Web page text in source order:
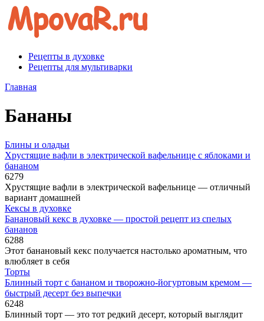
Перейти
контенту
Рецепты в духовке
Рецепты для мультиварки
Главная
Бананы
Блины и оладьи
Хрустящие вафли в электрической вафельнице с яблоками и
бананом
6279
Хрустящие вафли в электрической вафельнице — отличный
вариант домашней
Кексы в духовке
Банановый кекс в духовке — простой рецепт из спелых
бананов
6288
Этот банановый кекс получается настолько ароматным, что
влюбляет в себя
Торты
Блинный торт с бананом и творожно-йогуртовым кремом —
быстрый десерт без выпечки
6248
Блинный торт — это тот редкий десерт, который выглядит